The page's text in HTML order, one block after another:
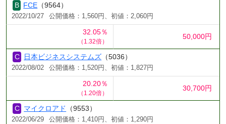
FCE （9564）
2022/10/27 公開価格：1,560円、初値：2,060円
32.05％
（1.32倍）
50,000円
日本ビジネスシステムズ （5036）
2022/08/02 公開価格：1,520円、初値：1,827円
20.20％
（1.20倍）
30,700円
マイクロアド （9553）
2022/06/29 公開価格：1,410円、初値：1,290円